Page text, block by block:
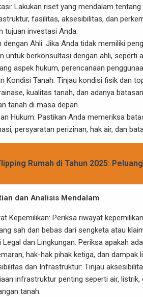
Lakukan riset yang mendalam
fasilitas, aksesibilitas, dan
tujuan investasi Anda.
dengan Ahli: Jika Anda tidak memiliki
untuk berkonsultasi dengan ahli,
aspek hukum, perencanaan
Kondisi Tanah: Tinjau kondisi fisik dan
kualitas tanah, dan adanya
tanah di masa depan.
Hukum: Pastikan Anda memeriksa
persyaratan perizinan, hak air, dan
Rumah di Tahun 2025:
dan Analisis Mendalam
Kepemilikan: Periksa riwayat
sah dan bebas dari sengketa atau
Legal dan Lingkungan: Periksa apakah
hak-hak pihak ketiga, dan dampak
dan Infrastruktur: Tinjau
infrastruktur penting seperti air,
tanah.